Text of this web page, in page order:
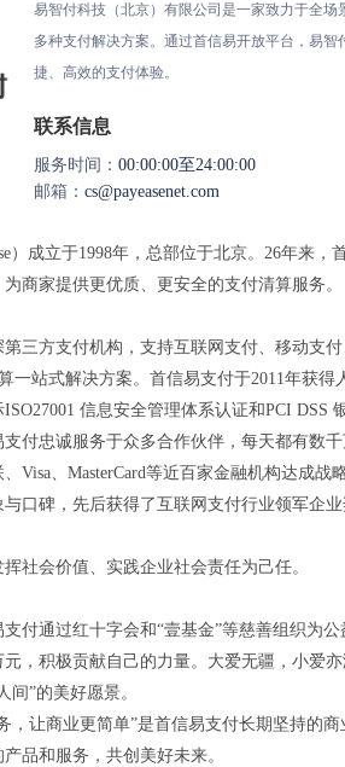
易智付科技（北京）有限公司是一家致力于全
多种支付解决方案。通过首信易开放平台，易
捷、高效的支付体验。
联系信息
服务时间： 00:00:00至24:00:00
邮箱： cs@payeasenet.com
）成立于1998年，总部位于北京。 26年来，
商家提供更优质、更安全的支付清算服务。
三方支付机构，支持互联网支付、移动支
一站式解决方案。首信易支付于2011年获
信息安全管理体系认证和PCI DSS
付忠诚服务于众多合作伙伴，每天都有数
Visa、MasterCard等近百家金融机构达成
口碑，先后获得了互联网支付行业领军企
社会价值、实践企业社会责任为己任。
支付通过红十字会和“壹基金”等慈善组织为
元，积极贡献自己的力量。大爱无疆，小爱
间”的美好愿景。
，让商业更简单”是首信易支付长期坚持的
品和服务，共创美好未来。